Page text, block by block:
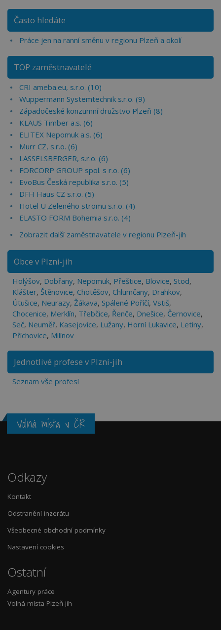
Často hledáte
Práce jen na ranní směnu v regionu Plzeň a okolí
TOP zaměstnavatelé
CRI ameba.eu, s.r.o. (10)
Wuppermann Systemtechnik s.r.o. (9)
Západočeské konzumní družstvo Plzeň (8)
KLAUS Timber a.s. (6)
ELITEX Nepomuk a.s. (6)
Murr CZ, s.r.o. (6)
LASSELSBERGER, s.r.o. (6)
FORCORP GROUP spol. s r.o. (6)
EvoBus Česká republika s.r.o. (5)
DFH Haus CZ s.r.o. (5)
Hotel U Zeleného stromu s.r.o. (4)
ELASTO FORM Bohemia s.r.o. (4)
Zobrazit další zaměstnavatele v regionu Plzeň-jih
Obce v Plzni-jih
Holýšov, Dobřany, Nepomuk, Přeštice, Blovice, Stod,
Klášter, Štěnovice, Chotěšov, Chlumčany, Drahkov,
Útušice, Neurazy, Žákava, Spálené Poříčí, Vstiš,
Chocenice, Merklín, Třebčice, Řenče, Dnešice, Černovice,
Seč, Neuměř, Kasejovice, Lužany, Horní Lukavice, Letiny,
Příchovice, Milínov
Jednotlivé profese v Plzni-jih
Seznam vše profesí
Volná místa v ČR
Odkazy
Kontakt
Odstranění inzerátu
Všeobecné obchodní podmínky
Nastavení cookies
Ostatní
Agentury práce
Volná místa Plzeň-jih